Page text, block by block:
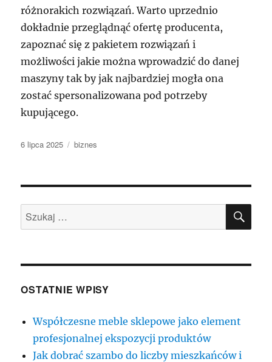
różnorakich rozwiązań. Warto uprzednio
dokładnie przeglądnąć ofertę producenta,
zapoznać się z pakietem rozwiązań i
możliwości jakie można wprowadzić do danej
maszyny tak by jak najbardziej mogła ona
zostać spersonalizowana pod potrzeby
kupującego.
Data
6 lipca 2025 Kategorie
biznes
Szukaj:
OSTATNIE WPISY
Współczesne meble sklepowe jako element
profesjonalnej ekspozycji produktów
Jak dobrać szambo do liczby mieszkańców i